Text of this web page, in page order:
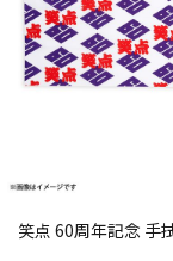
笑点 60周年記念 手